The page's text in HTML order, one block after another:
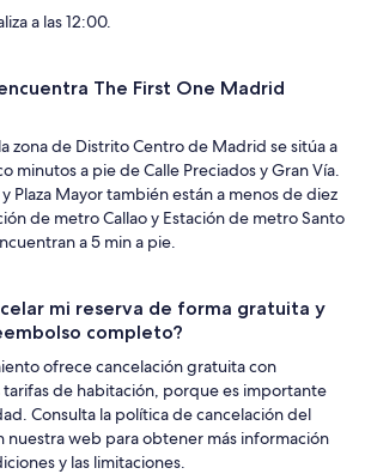
a las 12:00.
The First One Madrid
zona de Distrito Centro de Madrid se sitúa a
minutos a pie de Calle Preciados y Gran Vía.
Plaza Mayor también están a menos de diez
de metro Callao y Estación de metro Santo
a 5 min a pie.
mi reserva de forma gratuita y
completo?
ofrece cancelación gratuita con
de habitación, porque es importante
Consulta la política de cancelación del
nuestra web para obtener más información
y las limitaciones.